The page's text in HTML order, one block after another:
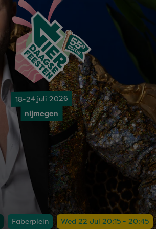
18-24 juli 2026
nijmegen
Faberplein Wed 22 Jul 20:15 - 20:45